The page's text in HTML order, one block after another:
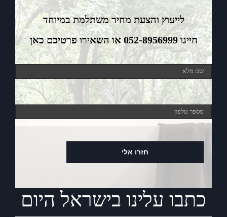
לייעוץ והצעת מחיר משתלמת במיוחד
חייגו 052-8956999 או השאירו פרטיכם כאן
כתבו עלינו בישראל היום